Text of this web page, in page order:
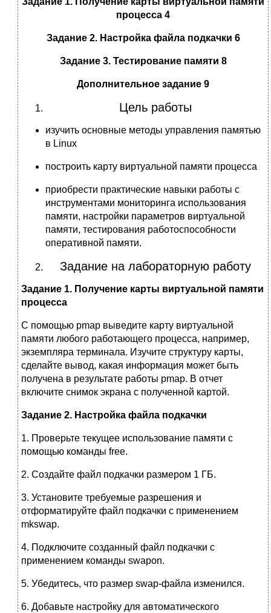
процесса 4
Задание 2. Настройка файла подкачки 6
Задание 3. Тестирование памяти 8
Дополнительное задание 9
Цель работы
изучить основные методы управления памятью
в Linux
построить карту виртуальной памяти процесса
приобрести практические навыки работы с
инструментами мониторинга использования
памяти, настройки параметров виртуальной
памяти, тестирования работоспособности
оперативной памяти.
Задание на лабораторную работу
Задание 1. Получение карты виртуальной памяти
процесса
С помощью pmap выведите карту виртуальной
памяти любого работающего процесса, например,
экземпляра терминала. Изучите структуру карты,
сделайте вывод, какая информация может быть
получена в результате работы pmap. В отчет
включите снимок экрана с полученной картой.
Задание 2. Настройка файла подкачки
1. Проверьте текущее использование памяти с
помощью команды free.
2. Создайте файл подкачки размером 1 ГБ.
3. Установите требуемые разрешения и
отформатируйте файл подкачки с применением
mkswap.
4. Подключите созданный файл подкачки с
применением команды swapon.
5. Убедитесь, что размер swap-файла изменился.
6. Добавьте настройку для автоматического